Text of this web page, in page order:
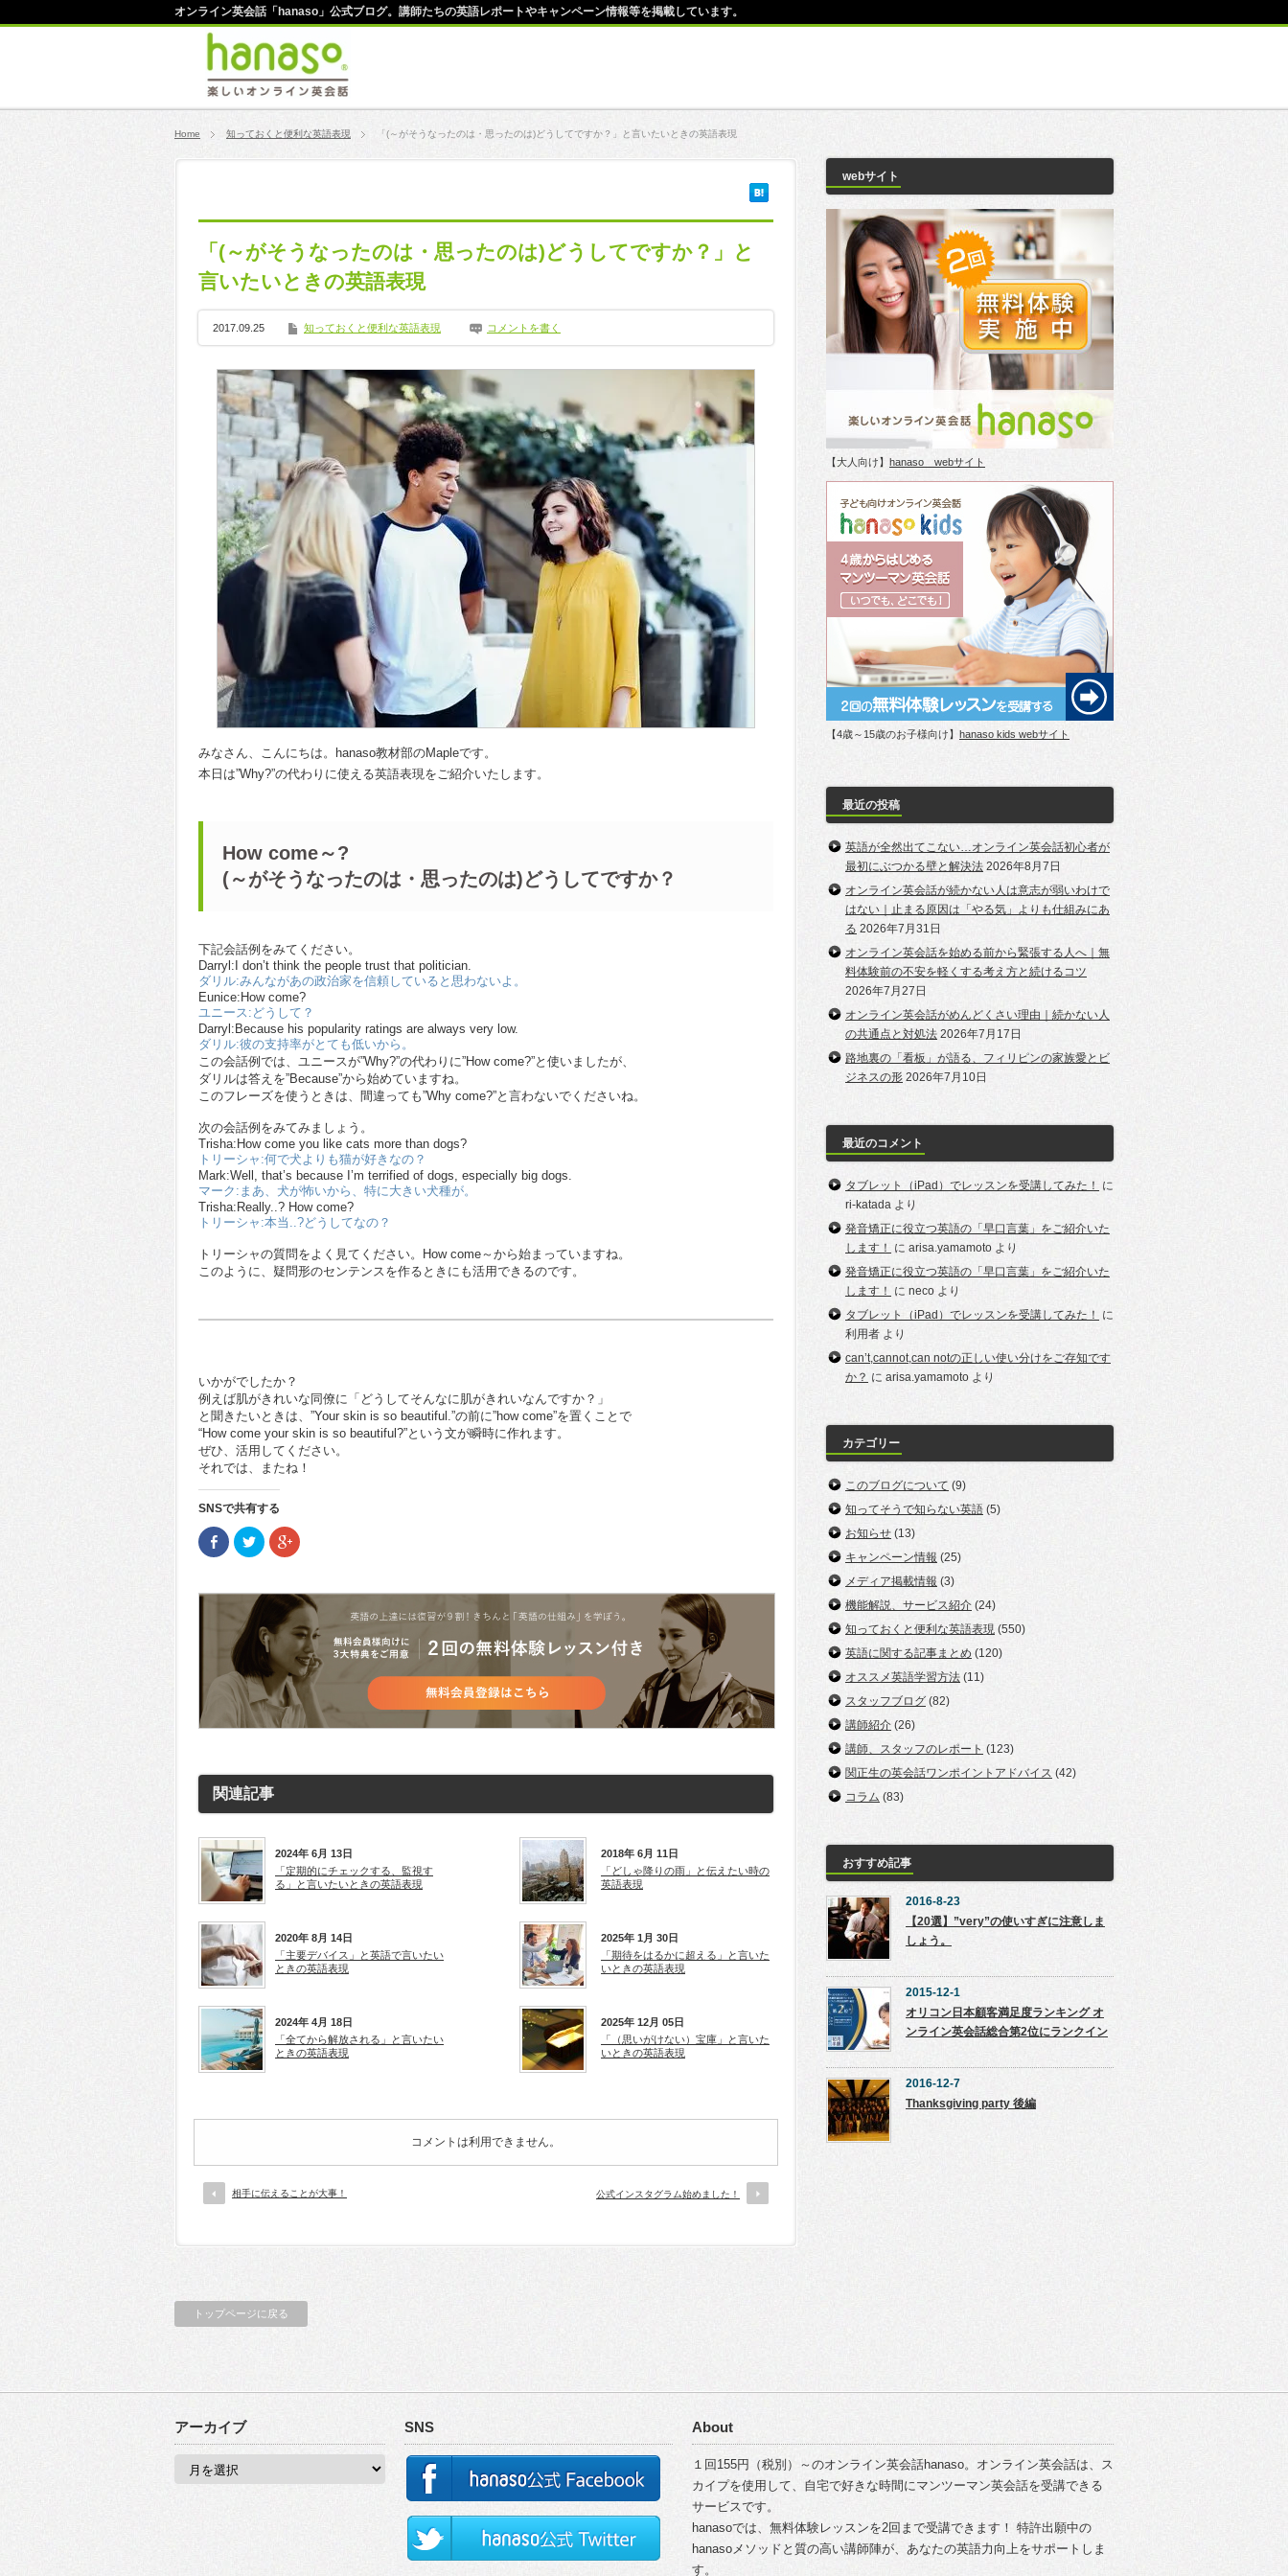
オンライン英会話「hanaso」公式ブログ。講師たちの英語レポートやキャンペーン情報等を掲載しています。
Home 知っておくと便利な英語表現 「(～がそうなったのは・思ったのは)どうしてですか？」と言いたいときの英語表現
「(～がそうなったのは・思ったのは)どうしてですか？」と
言いたいときの英語表現
2017.09.25 知っておくと便利な英語表現 コメントを書く
みなさん、こんにちは。hanaso教材部のMapleです。
本日は”Why?”の代わりに使える英語表現をご紹介いたします。
How come～?
(～がそうなったのは・思ったのは)どうしてですか？
下記会話例をみてください。
Darryl:I don’t think the people trust that politician.
ダリル:みんながあの政治家を信頼していると思わないよ。
Eunice:How come?
ユニース:どうして？
Darryl:Because his popularity ratings are always very low.
ダリル:彼の支持率がとても低いから。
この会話例では、ユニースが”Why?”の代わりに”How come?”と使いましたが、
ダリルは答えを”Because”から始めていますね。
このフレーズを使うときは、間違っても”Why come?”と言わないでくださいね。
次の会話例をみてみましょう。
Trisha:How come you like cats more than dogs?
トリーシャ:何で犬よりも猫が好きなの？
Mark:Well, that’s because I’m terrified of dogs, especially big dogs.
マーク:まあ、犬が怖いから、特に大きい犬種が。
Trisha:Really..? How come?
トリーシャ:本当..?どうしてなの？
トリーシャの質問をよく見てください。How come～から始まっていますね。
このように、疑問形のセンテンスを作るときにも活用できるのです。
いかがでしたか？
例えば肌がきれいな同僚に「どうしてそんなに肌がきれいなんですか？」
と聞きたいときは、”Your skin is so beautiful.”の前に”how come”を置くことで
“How come your skin is so beautiful?”という文が瞬時に作れます。
ぜひ、活用してください。
それでは、またね！
SNSで共有する
Facebook
で
し
ウ
ド
ウ
で
開
す)
ク
リ
て
Twitter
共
有
(新
い
ウ
ィ
ン
ド
す)
ク
リ
て
Google+
共
有
(新
し
い
ウ
ィ
ン
ド
関連記事
2024年 6月 13日
「定期的にチェックする、監視す
る」と言いたいときの英語表現
2018年 6月 11日
「どしゃ降りの雨」と伝えたい時の
英語表現
2020年 8月 14日
「主要デバイス」と英語で言いたい
ときの英語表現
2025年 1月 30日
「期待をはるかに超える」と言いた
いときの英語表現
2024年 4月 18日
「全てから解放される」と言いたい
ときの英語表現
2025年 12月 05日
「（思いがけない）宝庫」と言いた
いときの英語表現
コメントは利用できません。
相手に伝えることが大事！ 公式インスタグラム始めました！
トップページに戻る
webサイト
【大人向け】 hanaso webサイト
【4歳～15歳のお子様向け】 hanaso kids webサイト
最近の投稿
英語が全然出てこない…オンライン英会話初心者が
最初にぶつかる壁と解決法 2026年8月7日
オンライン英会話が続かない人は意志が弱いわけで
はない｜止まる原因は「やる気」よりも仕組みにあ
る 2026年7月31日
オンライン英会話を始める前から緊張する人へ｜無
料体験前の不安を軽くする考え方と続けるコツ
2026年7月27日
オンライン英会話がめんどくさい理由｜続かない人
の共通点と対処法 2026年7月17日
路地裏の「看板」が語る、フィリピンの家族愛とビ
ジネスの形 2026年7月10日
最近のコメント
タブレット（iPad）でレッスンを受講してみた！
に
ri-katada より
発音矯正に役立つ英語の「早口言葉」をご紹介いた
します！
に arisa.yamamoto より
発音矯正に役立つ英語の「早口言葉」をご紹介いた
します！
に neco より
タブレット（iPad）でレッスンを受講してみた！
に
利用者 より
can’t,cannot,can notの正しい使い分けをご存知です
か？ に arisa.yamamoto より
カテゴリー
このブログについて (9)
知ってそうで知らない英語 (5)
お知らせ (13)
キャンペーン情報 (25)
メディア掲載情報 (3)
機能解説、サービス紹介 (24)
知っておくと便利な英語表現 (550)
英語に関する記事まとめ (120)
オススメ英語学習方法 (11)
スタッフブログ (82)
講師紹介 (26)
講師、スタッフのレポート (123)
関正生の英会話ワンポイントアドバイス (42)
コラム (83)
おすすめ記事
2016-8-23
【20選】”very”の使いすぎに注意しま
しょう。
2015-12-1
オリコン日本顧客満足度ランキング オ
ンライン英会話総合第2位にランクイン
2016-12-7
Thanksgiving party 後編
アーカイブ SNS About
１回155円（税別）～のオンライン英会話hanaso。オンライン英会話は、ス
カイプを使用して、自宅で好きな時間にマンツーマン英会話を受講できる
サービスです。
hanasoでは、無料体験レッスンを2回まで受講できます！ 特許出願中の
hanasoメソッドと質の高い講師陣が、あなたの英語力向上をサポートしま
す。